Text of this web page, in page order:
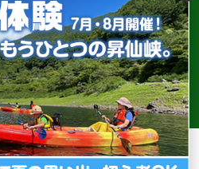
昇仙峡 清
光協会 All Rights Reserved.